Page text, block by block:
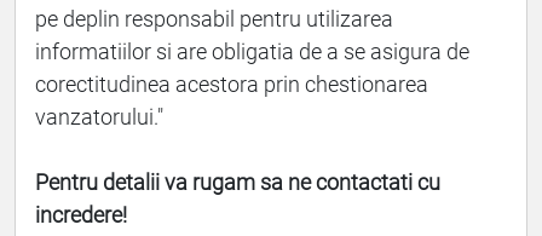
pe deplin responsabil pentru utilizarea
informatiilor si are obligatia de a se asigura de
corectitudinea acestora prin chestionarea
vanzatorului."
Pentru detalii va rugam sa ne contactati cu
incredere!